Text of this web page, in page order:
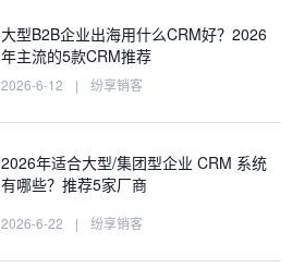
大型B2B企业出海用什么CRM好？2026
年主流的5款CRM推荐
2026-6-12 | 纷享销客
2026年适合大型/集团型企业 CRM 系统
有哪些？推荐5家厂商
2026-6-22 | 纷享销客